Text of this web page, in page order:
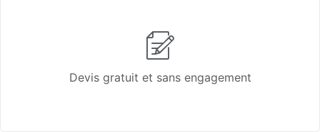
Devis gratuit et sans engagement